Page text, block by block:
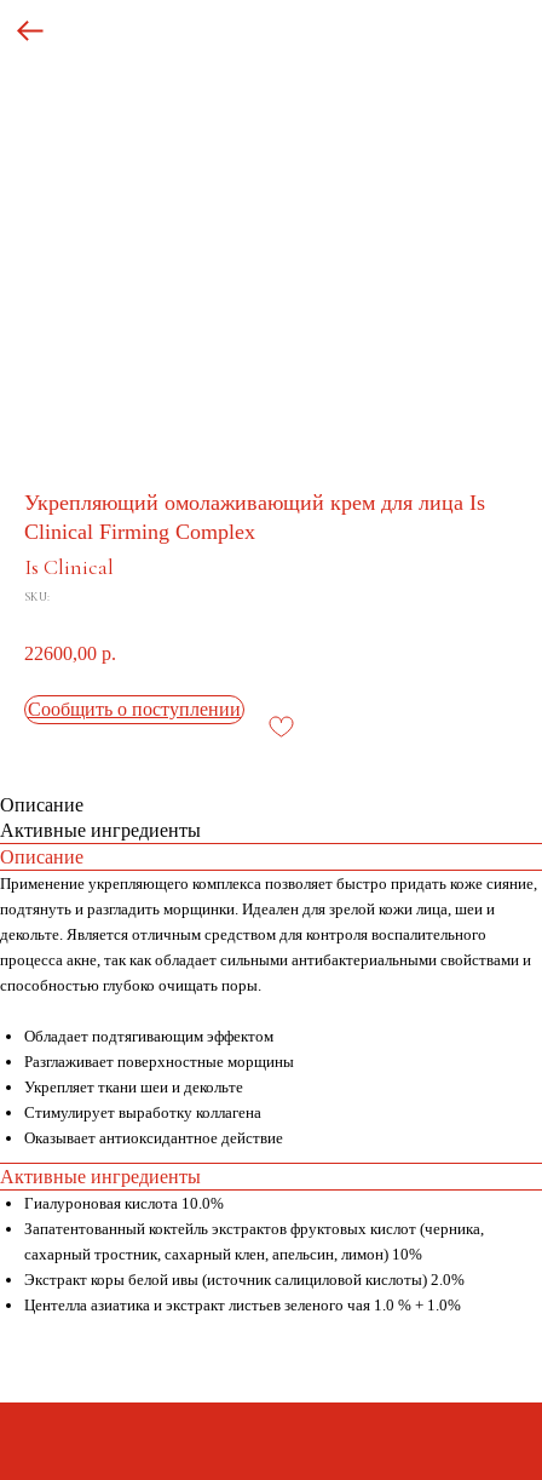
Укрепляющий омолаживающий крем для лица Is
Clinical Firming Complex
Is Clinical
SKU:
22600,00 р.
Сообщить о поступлении
Описание
Активные ингредиенты
Описание
Применение укрепляющего комплекса позволяет быстро придать коже сияние,
подтянуть и разгладить морщинки. Идеален для зрелой кожи лица, шеи и
декольте. Является отличным средством для контроля воспалительного
процесса акне, так как обладает сильными антибактериальными свойствами и
способностью глубоко очищать поры.
Обладает подтягивающим эффектом
Разглаживает поверхностные морщины
Укрепляет ткани шеи и декольте
Стимулирует выработку коллагена
Оказывает антиоксидантное действие
Активные ингредиенты
Гиалуроновая кислота 10.0%
Запатентованный коктейль экстрактов фруктовых кислот (черника,
сахарный тростник, сахарный клен, апельсин, лимон) 10%
Экстракт коры белой ивы (источник салициловой кислоты) 2.0%
Центелла азиатика и экстракт листьев зеленого чая 1.0 % + 1.0%